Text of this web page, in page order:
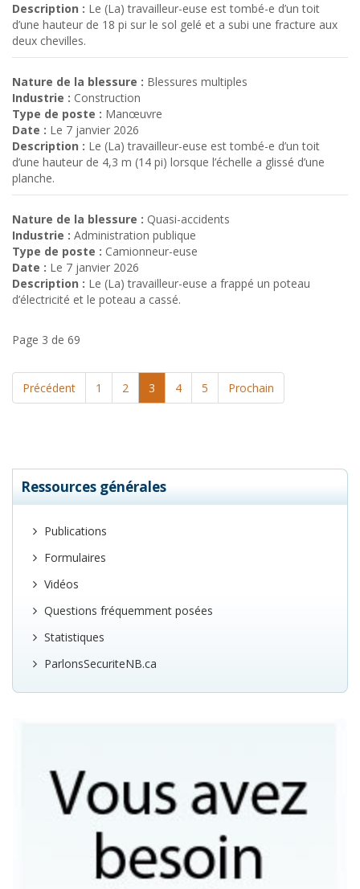
Description : Le (La) travailleur-euse est tombé-e d’un toit
d’une hauteur de 18 pi sur le sol gelé et a subi une fracture aux
deux chevilles.
Nature de la blessure : Blessures multiples
Industrie : Construction
Type de poste : Manœuvre
Date : Le 7 janvier 2026
Description : Le (La) travailleur-euse est tombé-e d’un toit
d’une hauteur de 4,3 m (14 pi) lorsque l’échelle a glissé d’une
planche.
Nature de la blessure : Quasi-accidents
Industrie : Administration publique
Type de poste : Camionneur-euse
Date : Le 7 janvier 2026
Description : Le (La) travailleur-euse a frappé un poteau
d’électricité et le poteau a cassé.
Page 3 de 69
Précédent 1 2 3 4 5 Prochain
Ressources générales
Publications
Formulaires
Vidéos
Questions fréquemment posées
Statistiques
ParlonsSecuriteNB.ca